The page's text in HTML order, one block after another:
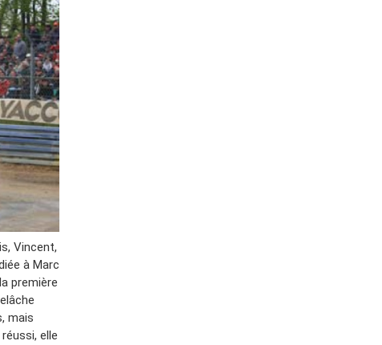
Vincent,
à Marc
première
mais
elle